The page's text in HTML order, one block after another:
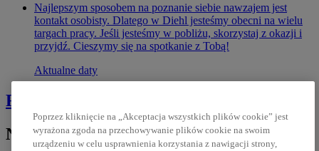
Najlepszym sposobem na poznanie siebie nawzajem jest
kontakt osobisty. Dlatego w Diehl jesteśmy obecni na wielu
targach pracy. Jeśli jesteśmy w pobliżu, skorzystaj z okazji i
przyjdź. Cieszymy się na spotkanie z Tobą!
Aktualne daty
Rozpocznij studia dualne!
Nie znalazłeś jeszcze tego, czego szukasz?
Poprzez kliknięcie na „Akceptacja wszystkich plików cookie” jest
wyrażona zgoda na przechowywanie plików cookie na swoim
urządzeniu w celu usprawnienia korzystania z nawigacji strony,